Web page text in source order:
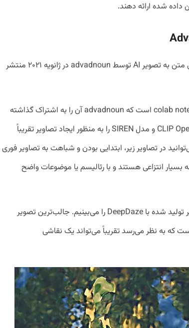
داده شده ارائه دهند.
اولین تجربه منبع باز برای تبدیل متن به تصویر AI توسط advadnoun در ژانویه ۲۰۲۱ منتشر
Deep Daze در واقع یک colab notebook است که advadnoun آن را به اشتراک گذاشته
است. و برای تولید آن مدل CLIP OpenAI و مدل SIREN را به منظور ایجاد تصاویر تقریباً
در تصاویر زیر، ابتدایی بودن و شباهت به تصاویر فوری
بسیار انتزاعی هستند و با رئالیسم یا موضوعات واضح
در ادامه تعدادی از اولین تصاویر تولید شده با DeepDaze را می‌بینیم. جالب‌ترین تصویر
که به نظر می‌رسد تقریباً می‌تواند یک نقاشی